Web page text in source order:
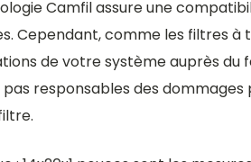
Camfil assure une
Cependant, comme les filtres
de votre système auprès du
responsables des